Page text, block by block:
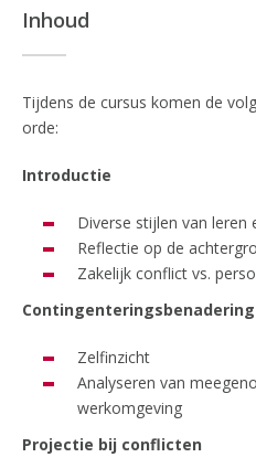
Inhoud
Tijdens de cursus komen de
orde:
Introductie
Diverse stijlen van leren
Reflectie op de
Zakelijk conflict vs.
Contingenteringsbenadering
Zelfinzicht
Analyseren van
werkomgeving
Projectie bij conflicten